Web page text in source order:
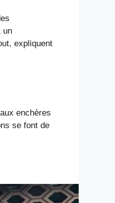
un
expliquent
enchères
se font de